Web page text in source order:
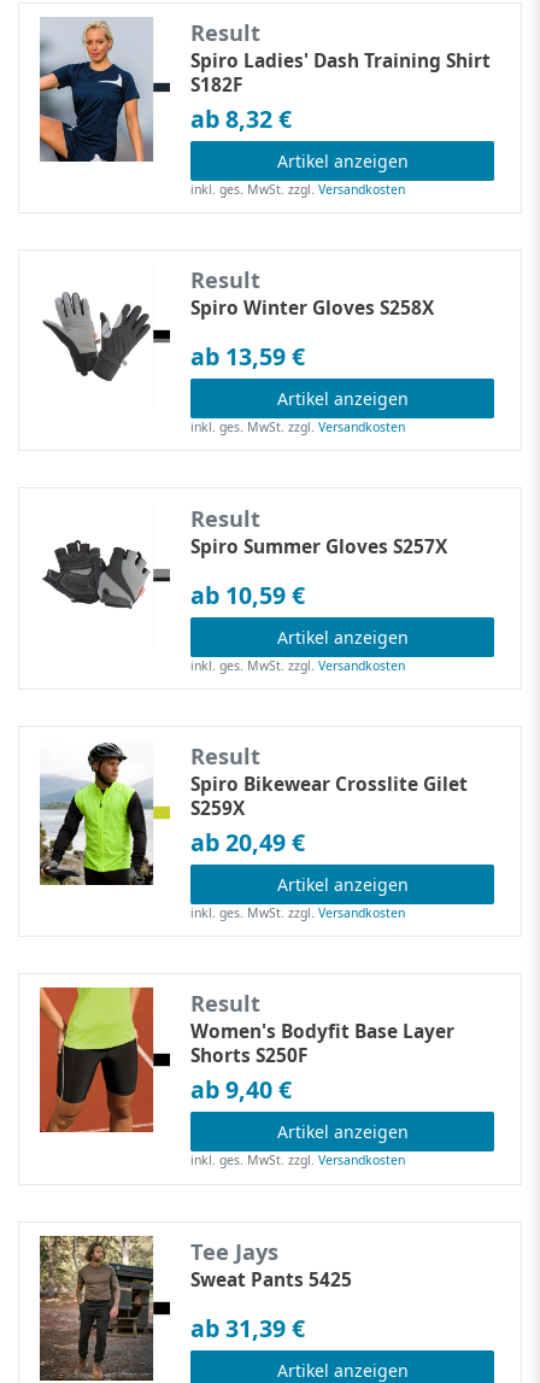
Result
Spiro Ladies' Dash Training Shirt
S182F
ab 8,32 €
Artikel anzeigen
inkl. ges. MwSt. zzgl.Versandkosten
Result
Spiro Winter Gloves S258X
ab 13,59 €
Artikel anzeigen
inkl. ges. MwSt. zzgl.Versandkosten
Result
Spiro Summer Gloves S257X
ab 10,59 €
Artikel anzeigen
inkl. ges. MwSt. zzgl.Versandkosten
Result
Spiro Bikewear Crosslite Gilet
S259X
ab 20,49 €
Artikel anzeigen
inkl. ges. MwSt. zzgl.Versandkosten
Result
Women's Bodyfit Base Layer
Shorts S250F
ab 9,40 €
Artikel anzeigen
inkl. ges. MwSt. zzgl.Versandkosten
Tee Jays
Sweat Pants 5425
ab 31,39 €
Artikel anzeigen